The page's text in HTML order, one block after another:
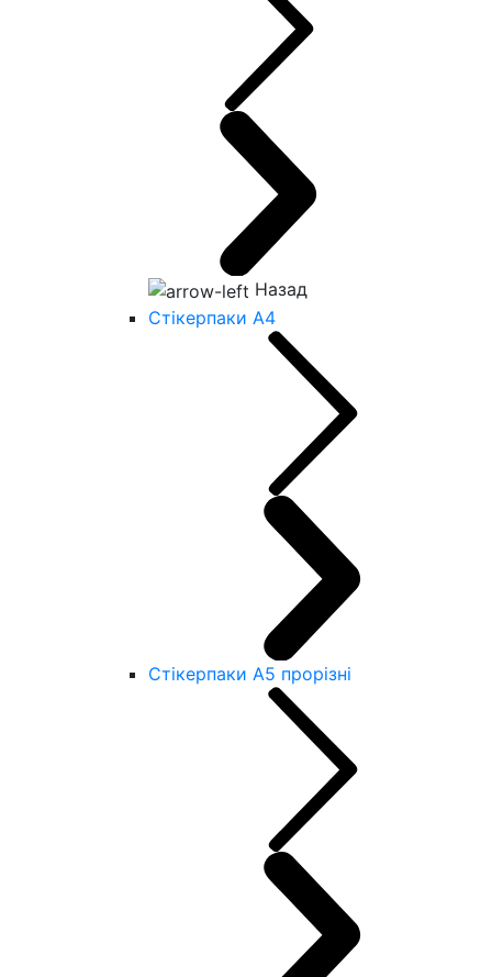
Назад
Стікерпаки А4
Стікерпаки А5 прорізні